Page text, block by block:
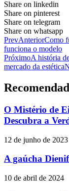
Share on linkedin
Share on pinterest
Share on telegram
Share on whatsapp
PrevAnteriorComo
funciona o modelo
PróximoA história
mercado da estética
O Mistério de
Descubra a
12 de junho de 2023
A gaúcha
10 de abril de 2024